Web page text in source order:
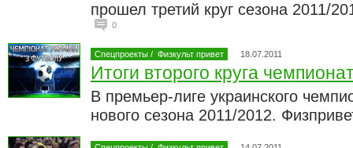
прошел третий круг сезона 2011/
0
Спецпроекты / Физкульт привет 18.07.2011
Итоги второго круга
В премьер-лиге украинского
нового сезона 2011/2012.